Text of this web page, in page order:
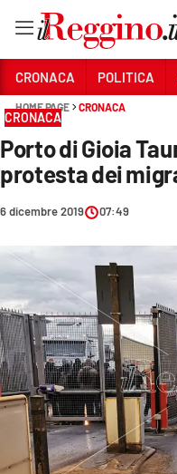
Sezioni
CRONACA
AMBIENTE
SOCIETÀ
CULTURA
ECONOMIA E LAVORO
EVENTI
SPORT
CRONACA POLITICA
HOME PAGE CRONACA
CRONACA
Porto di Gioia
protesta dei
6 dicembre 2019 07:49